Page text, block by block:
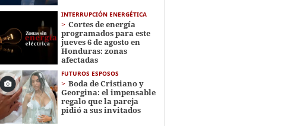
INTERRUPCIÓN ENERGÉTICA
Cortes de energía
programados para este
jueves 6 de agosto en
Honduras: zonas
afectadas
FUTUROS ESPOSOS
Boda de Cristiano y
Georgina: el impensable
regalo que la pareja
pidió a sus invitados